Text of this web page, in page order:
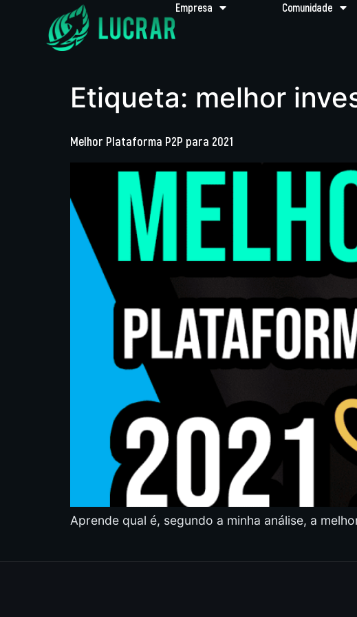
Empresa Comunidade
Etiqueta: melhor
Melhor Plataforma P2P para 2021
Aprende qual é, segundo a minha análise, a